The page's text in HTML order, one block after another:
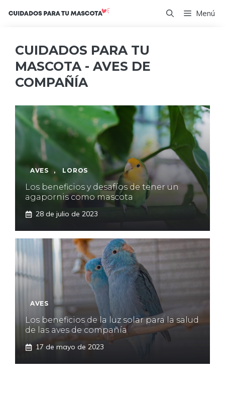
Menú
CUIDADOS PARA TU
MASCOTA - AVES DE
COMPAÑÍA
AVES , LOROS
Los beneficios y desafíos de tener un
agapornis como mascota
28 de julio de 2023
AVES
Los beneficios de la luz solar para la salud
de las aves de compañía
17 de mayo de 2023